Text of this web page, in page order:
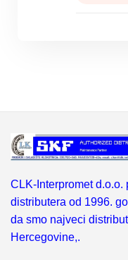
CLK-Interpromet
distributera od 1996.
da smo najveci
Hercegovine,.